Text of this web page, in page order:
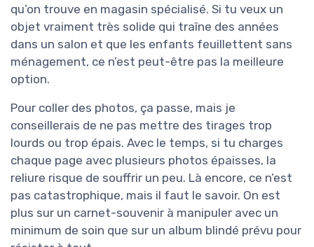
qu’on trouve en magasin spécialisé. Si tu veux un
objet vraiment très solide qui traîne des années
dans un salon et que les enfants feuillettent sans
ménagement, ce n’est peut-être pas la meilleure
option.
Pour coller des photos, ça passe, mais je
conseillerais de ne pas mettre des tirages trop
lourds ou trop épais. Avec le temps, si tu charges
chaque page avec plusieurs photos épaisses, la
reliure risque de souffrir un peu. Là encore, ce n’est
pas catastrophique, mais il faut le savoir. On est
plus sur un carnet-souvenir à manipuler avec un
minimum de soin que sur un album blindé prévu pour